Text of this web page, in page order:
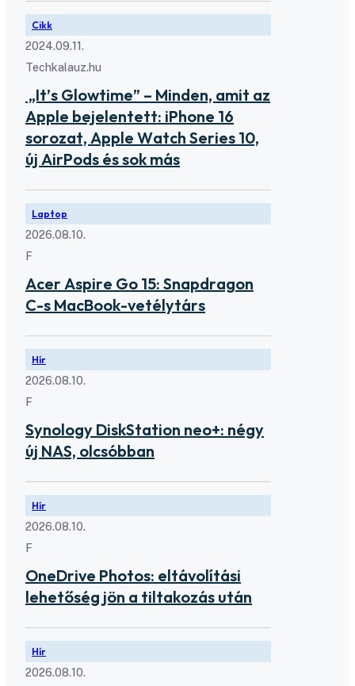
Cikk
2024.09.11.
Techkalauz.hu
„It’s Glowtime” – Minden, amit az
Apple bejelentett: iPhone 16
sorozat, Apple Watch Series 10,
új AirPods és sok más
Laptop
2026.08.10.
F
Acer Aspire Go 15: Snapdragon
C-s MacBook-vetélytárs
Hír
2026.08.10.
F
Synology DiskStation neo+: négy
új NAS, olcsóbban
Hír
2026.08.10.
F
OneDrive Photos: eltávolítási
lehetőség jön a tiltakozás után
Hír
2026.08.10.